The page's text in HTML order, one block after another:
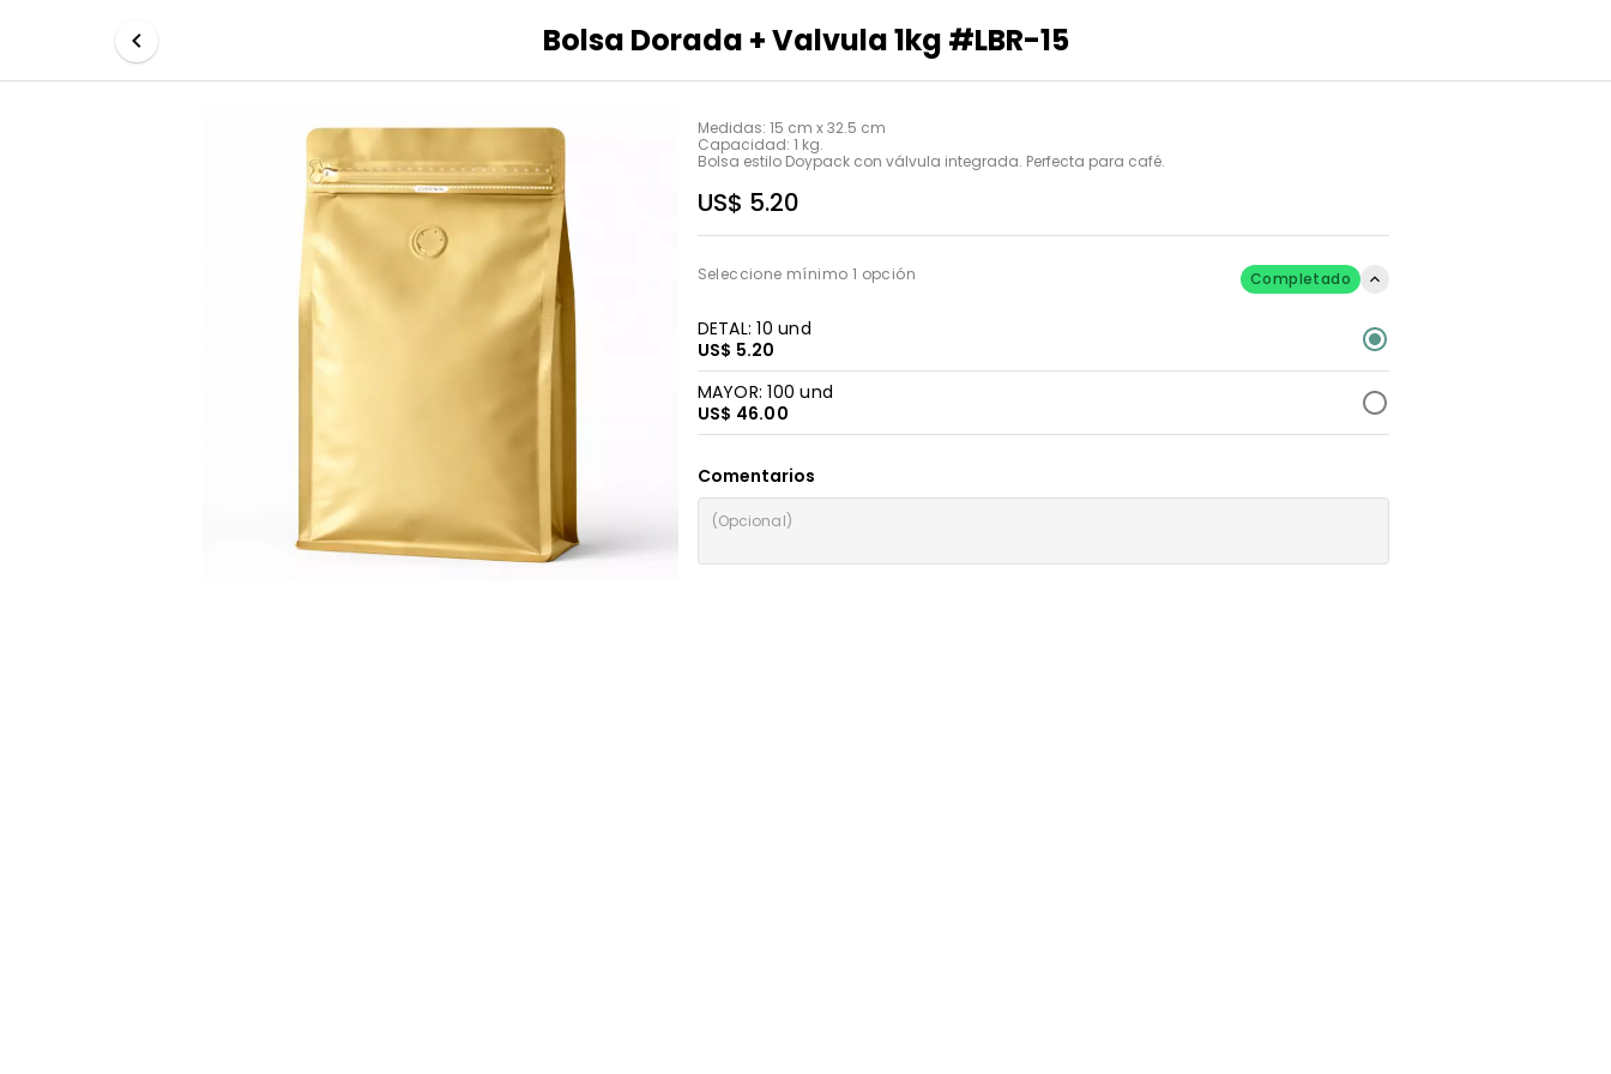
Bolsa Dorada + Valvula 1kg #LBR-15
Medidas: 15 cm x 32.5 cm
Capacidad: 1 kg.
Bolsa estilo Doypack con válvula integrada. Perfecta para café.
US$ 5.20
Seleccione mínimo 1 opción Completado
DETAL: 10 und
US$ 5.20
MAYOR: 100 und
US$ 46.00
Comentarios